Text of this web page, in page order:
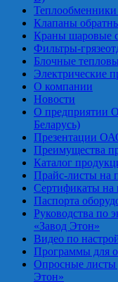
Клапаны
Краны шаровые
Фильтры-
Блочные
Электрические
О компании
Новости
О предприятии
Беларусь)
Презентации
Преимущества
Каталог
Прайс-листы на
Сертификаты
Паспорта
Руководства по
«Завод Этон»
Видео по
Программы для
Опросные листы
Этон»